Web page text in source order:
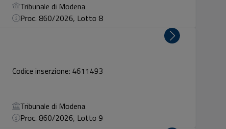
Tribunale di Modena
Proc. 860/2026, Lotto 8
Codice inserzione: 4611493
Tribunale di Modena
Proc. 860/2026, Lotto 9